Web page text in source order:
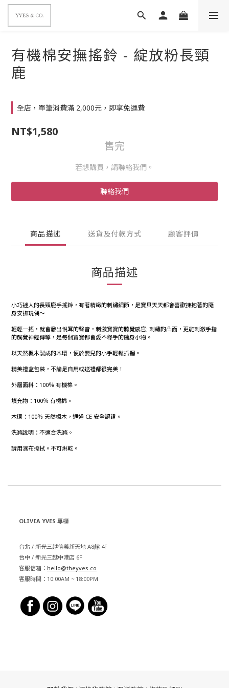
有機棉安撫搖鈴 - 綻放粉長頸
鹿
全店，單筆消費滿 2,000元，即享免運費
NT$1,580
售完
若想購買，請聯絡我們。
聯絡我們
商品描述 送貨及付款方式 顧客評價
商品描述
小巧迷人的長頸鹿手搖鈴，有著精緻的刺繡細節，是寶貝天天都會喜歡擁抱著的隨
身安撫玩偶～
輕輕一搖，就會發出悅耳的聲音，刺激寶寶的聽覺感官; 刺繡的凸面，更能刺激手指
的觸覺神經傳導，是每個寶寶都會愛不釋手的隨身小物。
以天然楓木製成的木環，便於嬰兒的小手輕鬆抓握。
精美禮盒包裝，不論是自用或送禮都很完美！
外層面料：100％ 有機棉。
填充物：100％ 有機棉。
木環：100％ 天然楓木，通過 CE 安全認證。
洗滌說明：不適合洗滌。
請用濕布擦拭。不可烘乾。
OLIVIA YVES 專櫃
台北 / 新光三越信義新天地 A8館 4F
台中 / 新光三越中港店 6F
客服信箱： hello@theyves.co
客服時間：10:00AM ~ 18:00PM